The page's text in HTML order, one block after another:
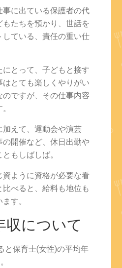
に出ている保護者の代
たちを預かり、世話を
している、責任の重い仕
とって、子どもと接す
はとても楽しくやりがい
ですが、その仕事内容
えて、運動会や演芸
開催など、休日出勤や
もしばしば。
資ように資格が必要な看
べると、給料も地位も
す。
収について
と保育士(女性)の平均年